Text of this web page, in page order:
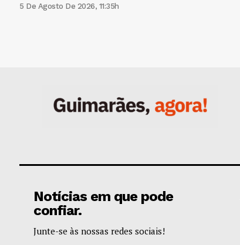
5 De Agosto De 2026, 11:35h
Notícias em que pode
confiar.
Junte-se às nossas redes sociais!